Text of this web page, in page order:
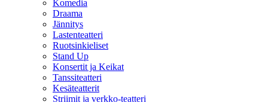
Komedia
Draama
Jännitys
Lastenteatteri
Ruotsinkieliset
Stand Up
Konsertit ja Keikat
Tanssiteatteri
Kesäteatterit
Striimit ja verkko-teatteri